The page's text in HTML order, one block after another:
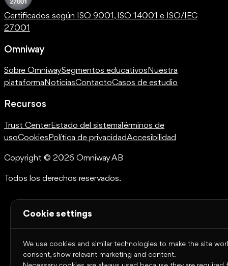
Certificados según ISO 9001, ISO 14001 e ISO/IEC
27001
Omniway
Sobre OmniwaySegmentos educativosNuestra
plataformaNoticiasContactoCasos de estudio
Recursos
Trust CenterEstado del sistemaTérminos de
usoCookies Política de privacidadAccesibilidad
Copyright © 2026 Omniway AB
Todos los derechos reservados.
Cookie settings
We use cookies and similar technologies to make the site
consent, show relevant marketing and content.